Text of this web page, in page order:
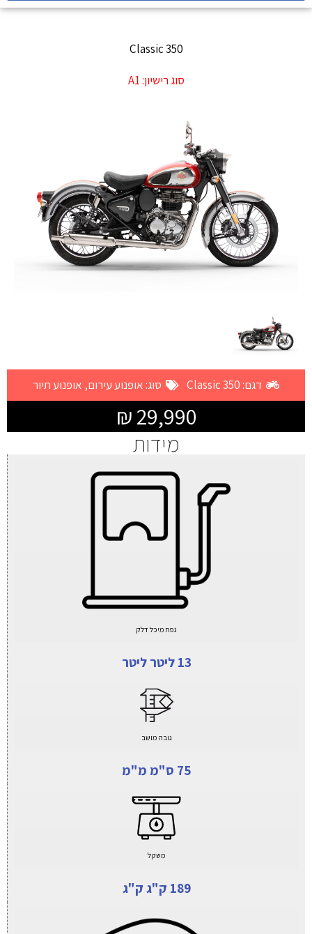
Classic 350
סוג רישיון:A1
דגם: Classic 350 סוג: אופנוע עירום, אופנוע תיור
29,990 ₪
מידות
נפח מיכל דלק
13 ליטר ליטר
גובה מושב
75 ס"מ מ"מ
משקל
189 ק"ג ק"ג